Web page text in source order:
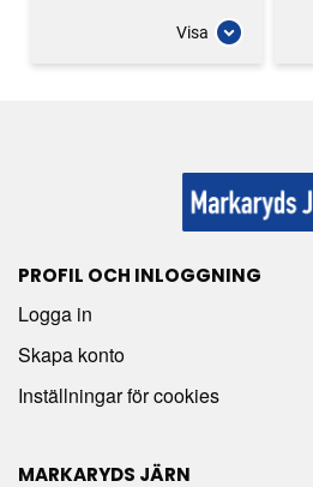
Visa
PROFIL OCH INLOGGNING
Logga in
Skapa konto
Inställningar för cookies
MARKARYDS JÄRN